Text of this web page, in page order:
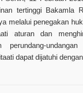
tertinggi Bakamla
melalui penegakan
aturan dan
dapat dijatuhi